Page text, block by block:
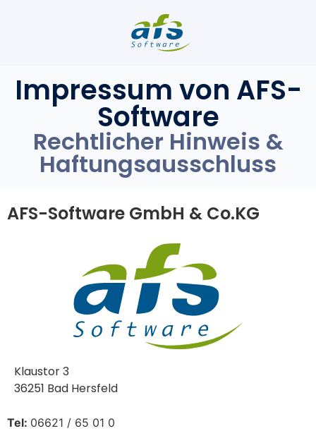
Impressum von AFS-
Software
Rechtlicher Hinweis &
Haftungsausschluss
AFS-Software GmbH & Co.KG
Klaustor 3
36251 Bad Hersfeld
Tel: 06621 / 65 01 0